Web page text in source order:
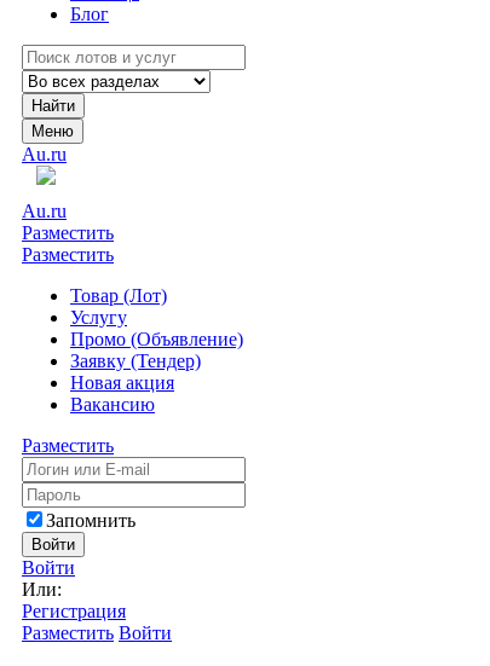
Блог
Найти
Меню
Au.ru
Au.ru
Разместить
Разместить
Товар (Лот)
Услугу
Промо (Объявление)
Заявку (Тендер)
Новая акция
Вакансию
Разместить
Запомнить
Войти
Войти
Или:
Регистрация
Разместить Войти